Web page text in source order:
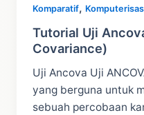
Komparatif,
Tutorial Uji
Covariance)
Uji Ancova Uji
yang berguna untuk
sebuah percobaan